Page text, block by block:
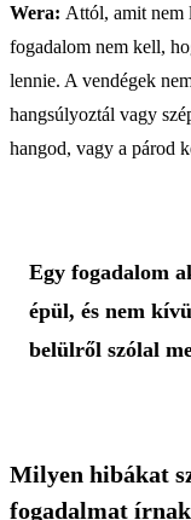
Wera: Attól, amit nem
fogadalom nem kell,
lennie. A vendégek
hangsúlyoztál vagy
hangod, vagy a párod
Egy fogadalom
épül, és nem
belülről szólal
Milyen hibákat
fogadalmat